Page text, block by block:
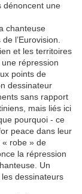
dénoncent une
chanteuse
l’Eurovision.
et les territoires
répression
points de
dessinateur
sans rapport
mais liés ici
pourquoi - ce
peace dans leur
« robe » de
la répression
Un
dessinateurs